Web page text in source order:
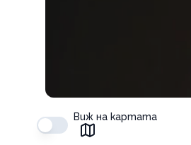
Виж на картата